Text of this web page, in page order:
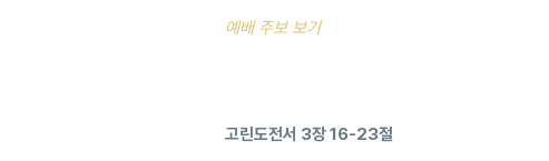
예배 주보 보기
고린도전서 3장 16-23절